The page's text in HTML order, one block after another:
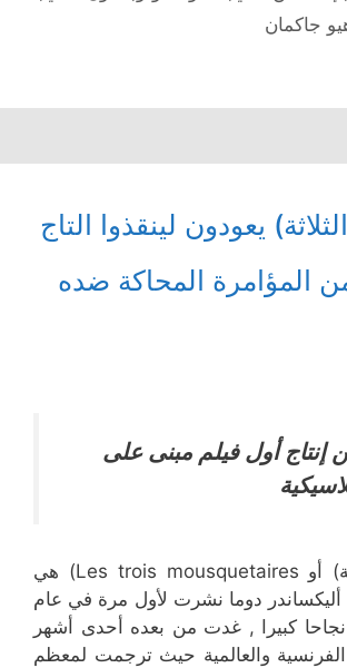
جاكمان
يعودون لينقذوا التاج
المؤامرة المحاكة ضده
إنتاج أول فيلم مبنى على
(الفرسان الثلاثة) أو Les trois mousquetaires‏) هي
أليكساندر دوما نشرت لأول مرة في عام
نجاحا كبيرا , غدت من بعده أحدى أشهر
الفرنسية والعالمية حيث ترجمت لمعظم